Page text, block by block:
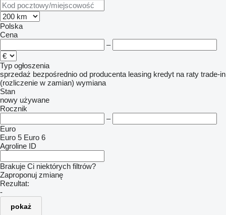
Polska
Cena
–
Typ ogłoszenia
sprzedaż bezpośrednio od producenta leasing kredyt na raty trade-in
(rozliczenie w zamian) wymiana
Stan
nowy używane
Rocznik
–
Euro
Euro 5 Euro 6
Agroline ID
Brakuje Ci niektórych filtrów?
Zaproponuj zmianę
Rezultat:
-
pokaż